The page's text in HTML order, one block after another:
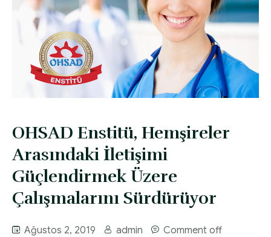
OHSAD Enstitü, Hemşireler
Arasındaki İletişimi
Güçlendirmek Üzere
Çalışmalarını Sürdürüyor
Ağustos 2, 2019 admin Comment off